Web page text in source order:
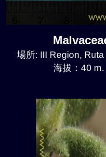
場所: III Region,
海拔：40